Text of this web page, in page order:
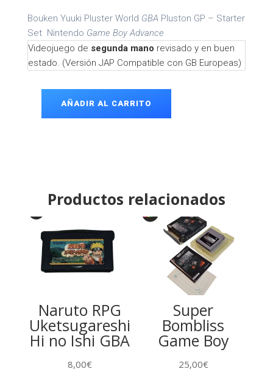
Bouken Yuuki Pluster World GBA Pluston GP – Starter
Set Nintendo Game Boy Advance
Videojuego de segunda mano revisado y en buen
estado. (Versión JAP Compatible con GB Europeas)
Yuuki
AÑADIR AL CARRITO
Productos relacionados
Naruto RPG
Uketsugareshi
Hi no Ishi GBA
8,00€
Super
Bombliss
Game Boy
25,00€